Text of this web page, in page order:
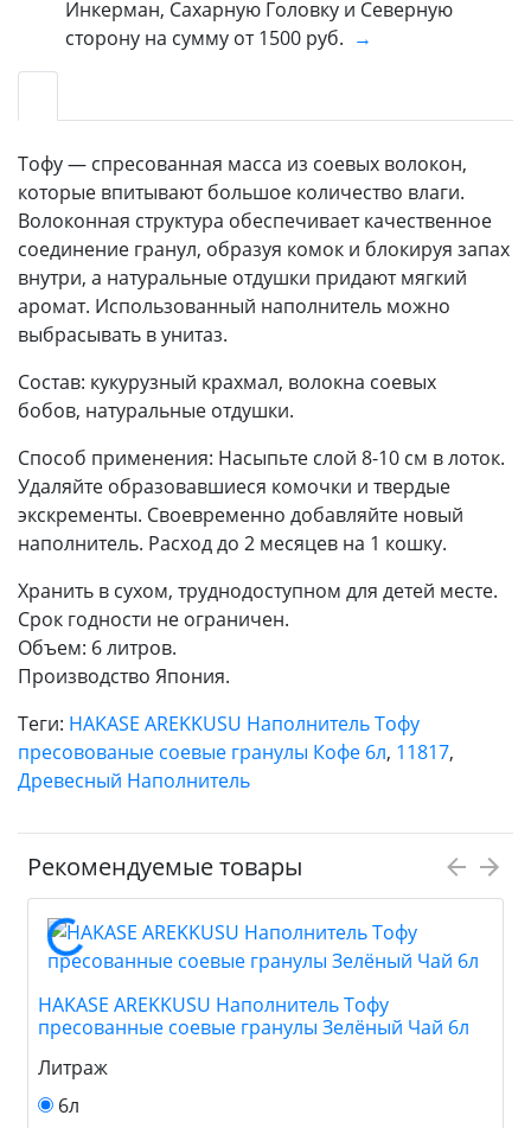
Инкерман, Сахарную Головку и Северную
сторону на сумму от 1500 руб. →
Тофу — спресованная масса из соевых волокон,
которые впитывают большое количество влаги.
Волоконная структура обеспечивает качественное
соединение гранул, образуя комок и блокируя запах
внутри, а натуральные отдушки придают мягкий
аромат. Использованный наполнитель можно
выбрасывать в унитаз.
Состав: кукурузный крахмал, волокна соевых
бобов, натуральные отдушки.
Способ применения: Насыпьте слой 8-10 см в лоток.
Удаляйте образовавшиеся комочки и твердые
экскременты. Своевременно добавляйте новый
наполнитель. Расход до 2 месяцев на 1 кошку.
Хранить в сухом, труднодоступном для детей месте.
Срок годности не ограничен.
Объем: 6 литров.
Производство Япония.
Теги: HAKASE AREKKUSU Наполнитель Тофу
пресовованые соевые гранулы Кофе 6л, 11817,
Древесный Наполнитель
Рекомендуемые товары
HAKASE AREKKUSU Наполнитель Тофу
пресованные соевые гранулы Зелёный Чай 6л
Литраж
6л